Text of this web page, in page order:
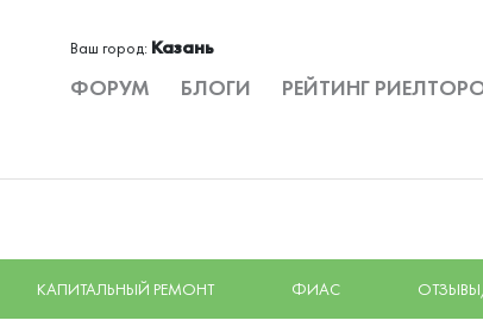
Ваш город: Казань
ФОРУМ БЛОГИ РЕЙТИНГ
КАПИТАЛЬНЫЙ РЕМОНТ ФИАС